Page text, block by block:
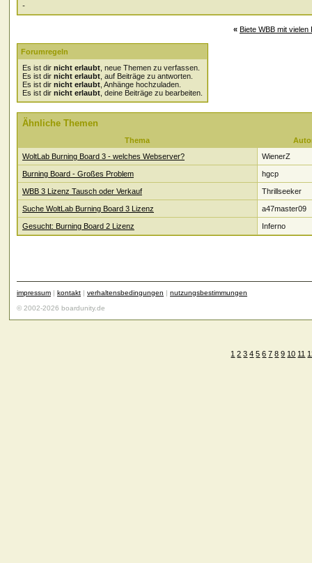
-
« Biete WBB mit vielen
Forumregeln
Es ist dir nicht erlaubt , neue Themen zu verfassen.
Es ist dir nicht erlaubt , auf Beiträge zu antworten.
Es ist dir nicht erlaubt , Anhänge hochzuladen.
Es ist dir nicht erlaubt , deine Beiträge zu bearbeiten.
Ähnliche Themen
Thema
WoltLab Burning Board 3 - welches Webserver?
WienerZ
Burning Board - Großes Problem hgcp
WBB 3 Lizenz Tausch oder Verkauf Thrillseeker
Suche WoltLab Burning Board 3 Lizenz a47master09
Gesucht: Burning Board 2 Lizenz Inferno
impressum | kontakt | verhaltensbedingungen | nutzungsbestimmungen
© 2002-2026 boardunity.de
1 2 3 4 5 6 7 8 9 10 11